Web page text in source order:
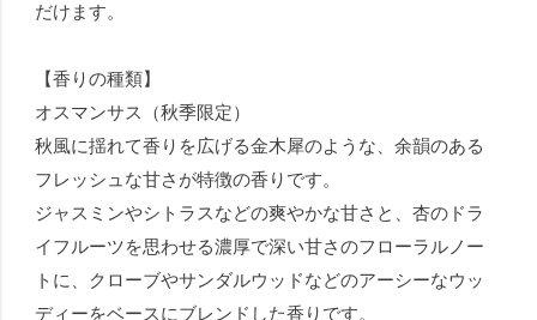
だけます。
【香りの種類】
オスマンサス（秋季限定）
秋風に揺れて香りを広げる金木犀のような、余韻のある
フレッシュな甘さが特徴の香りです。
ジャスミンやシトラスなどの爽やかな甘さと、杏のドラ
イフルーツを思わせる濃厚で深い甘さのフローラルノー
トに、クローブやサンダルウッドなどのアーシーなウッ
ディーをベースにブレンドした香りです。